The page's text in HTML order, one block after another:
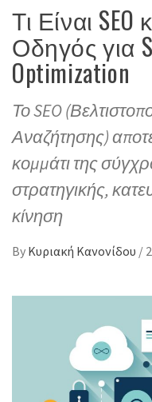
Τι Είναι
Οδηγός για
Optimization
Το SEO
Αναζήτησης)
κομμάτι της
στρατηγικής,
κίνηση
By Κυριακή Κανονίδου /